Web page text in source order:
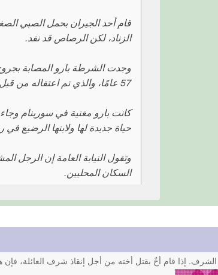
قام أحد الجيران بحمل الصبي
الزناد، لكن الرصاص قد نفد.
وجدت الشرطة بارو المصابة
57 عامًا، والذي تم اعتقاله من قبل الشرطة. يدعي الجيران أنه أراد إقامة علاقة مع بارو، لكنها رفضته.
كانت بارو مغنية في سورينام
حياة جديدة لها ولابنها الرضيع
وتقول النيابة العامة إن الرجل
السكان المحليين.
إذا قام أخٌ بقتل أخته من أجل إنقاذ شرف العائلة، فإن